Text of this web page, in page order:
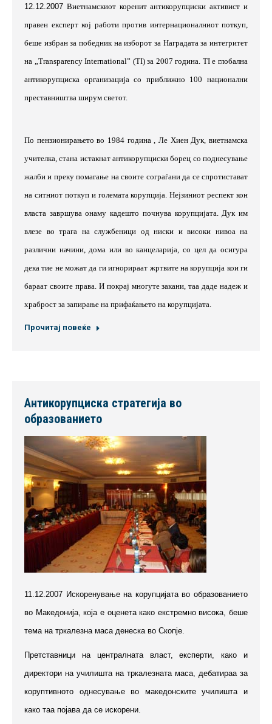
12.12.2007 Виетнамскиот коренит антикорупциски активист и
правен експерт кој работи против интернационалниот поткуп,
беше избран за победник на изборот за Наградата за интегритет
на „ Transparency International” (ТI)за 2007 година. ТIе глобална
антикорупциска организација со приближно 100 национални
преставништва ширум светот.
По пензионирањето во 1984 година , Ле Хиен Дук, виетнамска
учителка, стана истакнат антикорупциски борец со поднесување
жалби и преку помагање на своите сограѓани да се спротистават
на ситниот поткуп и големата корупција. Нејзиниот респект кон
власта завршува онаму кадешто почнува корупцијата. Дук им
влезе во трага на службеници од ниски и високи нивоа на
различни начини, дома или во канцеларија, со цел да осигура
дека тие не можат да ги игнорираат жртвите на корупција кои ги
бараат своите права. И покрај многуте закани, таа даде надеж и
храброст за запирање на прифаќањето на корупцијата.
Прочитај повеќе
Антикорупциска стратегија во
образованието
11.12.2007 Искоренување на корупцијата во образованието
во Македонија, која е оценета како екстремно висока, беше
тема на тркалезна маса денеска во Скопје.
Претставници на централната власт, експерти, како и
директори на училишта на тркалезната маса, дебатираа за
коруптивното однесување во македонските училишта и
како таа појава да се искорени.